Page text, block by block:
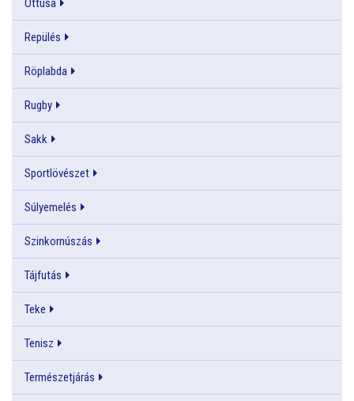
Öttusa
Repülés
Röplabda
Rugby
Sakk
Sportlövészet
Súlyemelés
Szinkornúszás
Tájfutás
Teke
Tenisz
Természetjárás